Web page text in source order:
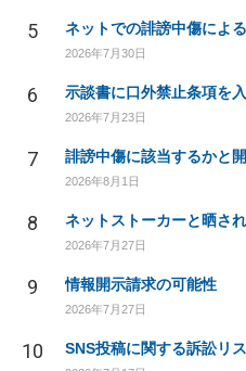
5
2026年7月30日
6 示談書に口外禁止条項を
2026年7月23日
7 誹謗中傷に該当するかと
2026年8月1日
8 ネットストーカーと晒さ
2026年7月27日
9 情報開示請求の可能性
2026年7月27日
10 SNS投稿に関する訴訟リ